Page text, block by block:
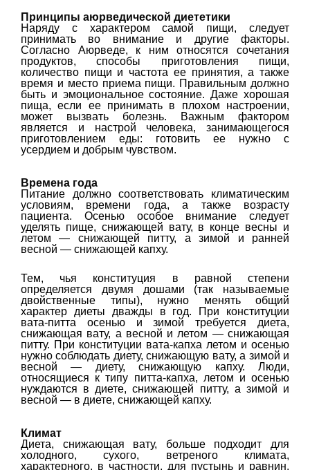
Принципы аюрведической диететики
Наряду с характером самой пищи, следует
принимать во внимание и другие факторы.
Согласно Аюрведе, к ним относятся сочетания
продуктов, способы приготовления пищи,
количество пищи и частота ее принятия, а также
время и место приема пищи. Правильным должно
быть и эмоциональное состояние. Даже хорошая
пища, если ее принимать в плохом настроении,
может вызвать болезнь. Важным фактором
является и настрой человека, занимающегося
приготовлением еды: готовить ее нужно с
усердием и добрым чувством.
Времена года
Питание должно соответствовать климатическим
условиям, времени года, а также возрасту
пациента. Осенью особое внимание следует
уделять пище, снижающей вату, в конце весны и
летом — снижающей питту, а зимой и ранней
весной — снижающей капху.
Тем, чья конституция в равной степени
определяется двумя дошами (так называемые
двойственные типы), нужно менять общий
характер диеты дважды в год. При конституции
вата-питта осенью и зимой требуется диета,
снижающая вату, а весной и летом — снижающая
питту. При конституции вата-капха летом и осенью
нужно соблюдать диету, снижающую вату, а зимой и
весной — диету, снижающую капху. Люди,
относящиеся к типу питта-капха, летом и осенью
нуждаются в диете, снижающей питту, а зимой и
весной — в диете, снижающей капху.
Климат
Диета, снижающая вату, больше подходит для
холодного, сухого, ветреного климата,
характерного, в частности, для пустынь и равнин,